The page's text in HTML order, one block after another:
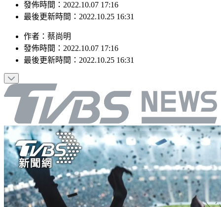
發佈時間：2022.10.07 17:16
最後更新時間：2022.10.25 16:31
作者 ： 蔡尚明
發佈時間： 2022.10.07 17:16
最後更新時間： 2022.10.25 16:31